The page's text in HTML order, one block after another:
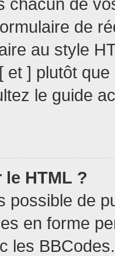
de
au style
] plutôt
le guide
HTML ?
possible de
en forme
les BBCodes.